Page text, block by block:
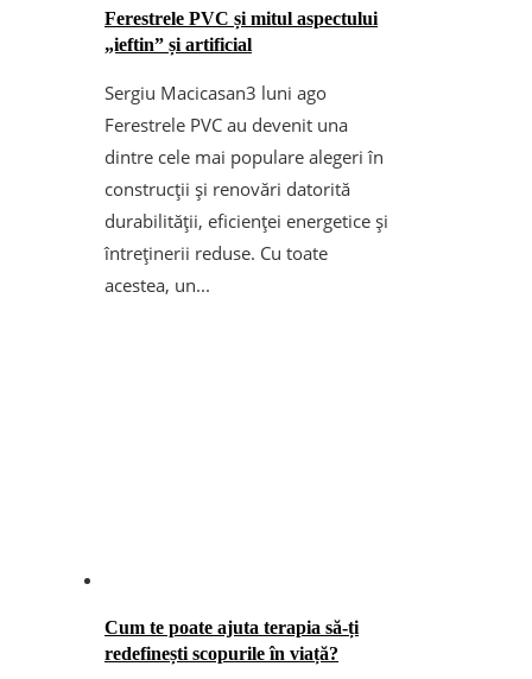
Ferestrele PVC și mitul aspectului
„ieftin” și artificial
Sergiu Macicasan3 luni ago
Ferestrele PVC au devenit una
dintre cele mai populare alegeri în
construcții și renovări datorită
durabilității, eficienței energetice și
întreținerii reduse. Cu toate
acestea, un...
Cum te poate ajuta terapia să-ți
redefinești scopurile în viață?